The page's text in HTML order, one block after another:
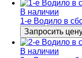
В наличии
1-e Водило в
Запросить
В наличии